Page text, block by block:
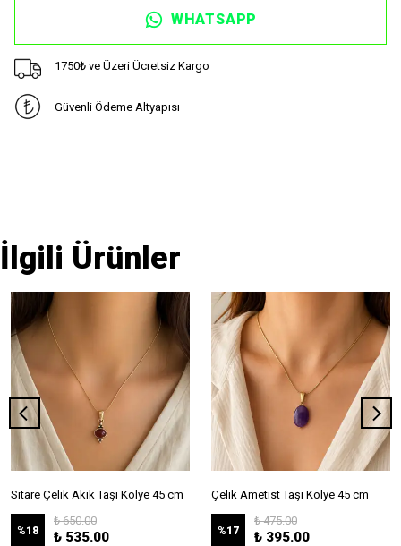
WHATSAPP
1750₺ ve Üzeri Ücretsiz Kargo
Güvenli Ödeme Altyapısı
İlgili Ürünler
Sitare Çelik Akik Taşı Kolye 45 cm
%18
₺ 650.00
₺ 535.00
Çelik Ametist Taşı Kolye 45 cm
%17
₺ 475.00
₺ 395.00